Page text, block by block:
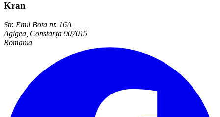
Kran
Str. Emil Bota nr. 16A
Agigea, Constanța 907015
Romania